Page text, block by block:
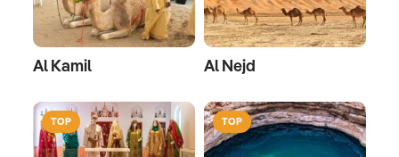
Al Kamil Al Nejd
TOP TOP